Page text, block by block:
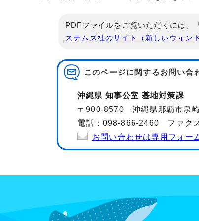
PDFファイルをご覧いただくには、
ステムズ社のサイト（新しいウィン
このページに関するお問い合
沖縄県 知事公室 基地対策課
〒900-8570 沖縄県那覇市泉
電話：098-866-2460 ファク
お問い合わせは専用フォー